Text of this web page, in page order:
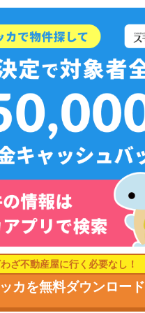
カを無料ダウンロード